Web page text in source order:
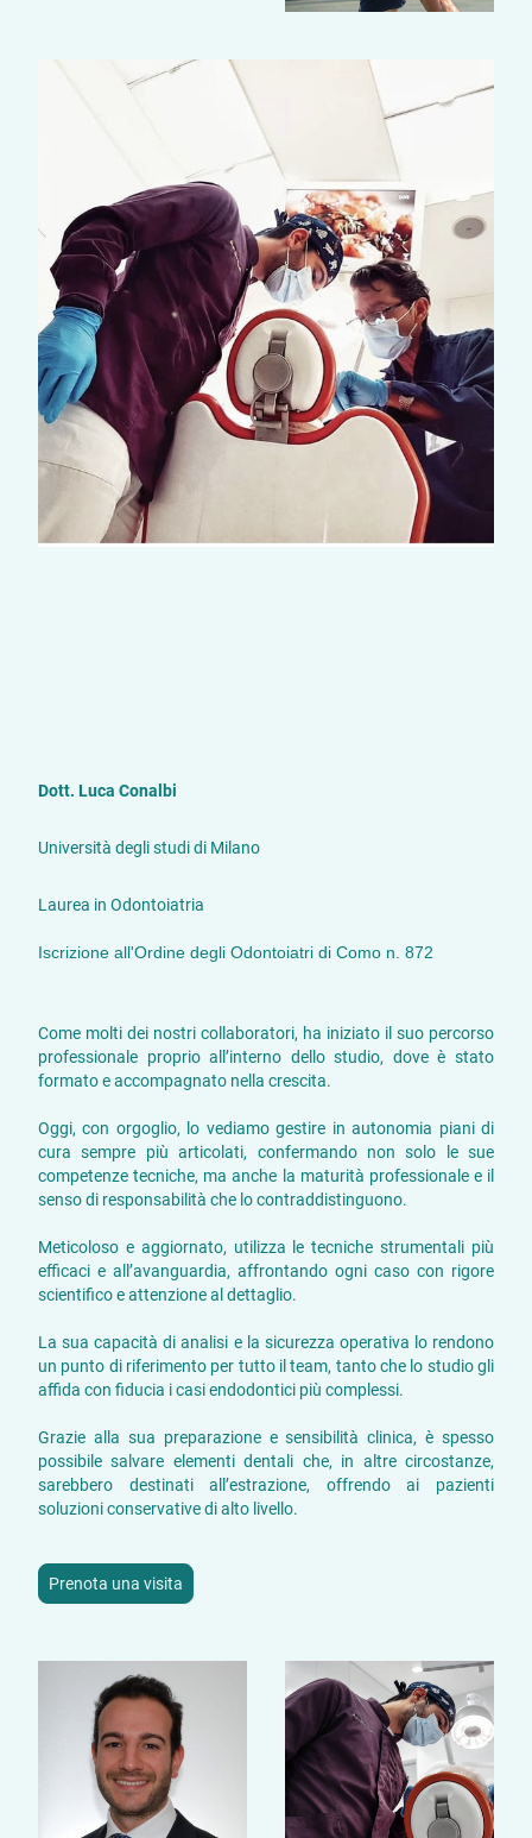
Dott. Luca Conalbi
Università degli studi di Milano
Laurea in Odontoiatria
Iscrizione all'Ordine degli Odontoiatri di Como n. 872
Come molti dei nostri collaboratori, ha iniziato il suo percorso
professionale proprio all’interno dello studio, dove è stato
formato e accompagnato nella crescita.
Oggi, con orgoglio, lo vediamo gestire in autonomia piani di
cura sempre più articolati, confermando non solo le sue
competenze tecniche, ma anche la maturità professionale e il
senso di responsabilità che lo contraddistinguono.
Meticoloso e aggiornato, utilizza le tecniche strumentali più
efficaci e all’avanguardia, affrontando ogni caso con rigore
scientifico e attenzione al dettaglio.
La sua capacità di analisi e la sicurezza operativa lo rendono
un punto di riferimento per tutto il team, tanto che lo studio gli
affida con fiducia i casi endodontici più complessi.
Grazie alla sua preparazione e sensibilità clinica, è spesso
possibile salvare elementi dentali che, in altre circostanze,
sarebbero destinati all’estrazione, offrendo ai pazienti
soluzioni conservative di alto livello.
Prenota una visita